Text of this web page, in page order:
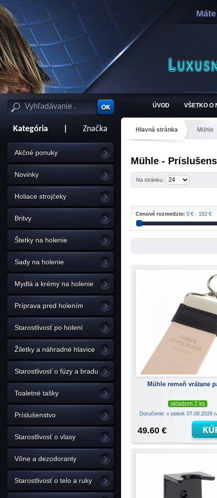
ÚVOD VŠETKO O
Kategória Značka
Akčné ponuky
Novinky
Holiace strojčeky
Britvy
Štetky na holenie
Sady na holenie
Mydlá a krémy na holenie
Príprava pred holením
Starostlivosť po holení
Žiletky a náhradné hlavice
Starostlivosť o fúzy a bradu
Toaletné tašky
Príslušenstvo
Starostlivosť o vlasy
Vône a dezodoranty
Starostlivosť o telo a ruky
Hlavná stránka Mühle
Mühle -
Na stránku:
Cenové rozmedzie: 0 € - 152 €
Mühle remeň vrátane
skladom 2 ks
Doručenie: v piatok 07.08.2026
49.60 €